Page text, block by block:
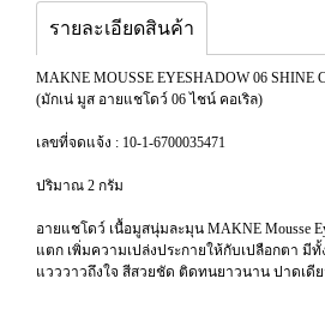
รายละเอียดสินค้า
MAKNE MOUSSE EYESHADOW 06 SHINE
(มักเน่ มูส อายแชโดว์ 06 ไชน์ คอเริล)
เลขที่จดแจ้ง : 10-1-6700035471
ปริมาณ 2 กรัม
อายแชโดว์ เนื้อมูสนุ่มละมุน MAKNE Mousse
แตก เพิ่มความเปล่งประกายให้กับเปลือกตา มี
แวววาวถึงใจ สีสวยชัด ติดทนยาวนาน ปาดเดี